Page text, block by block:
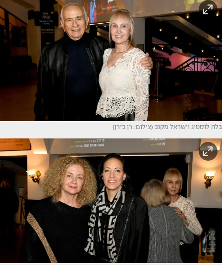
בלה לוסטיג וישראל מקוב (צילום: רן בירן)